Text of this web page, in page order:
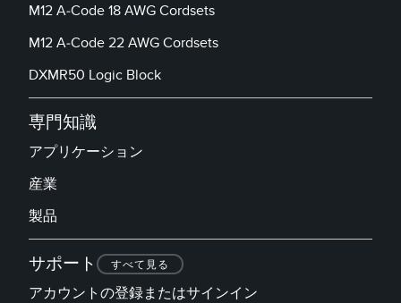
M12 A-Code 18 AWG Cordsets
M12 A-Code 22 AWG Cordsets
DXMR50 Logic Block
専門知識
アプリケーション
産業
製品
サポート すべて見る
アカウントの登録またはサインイン